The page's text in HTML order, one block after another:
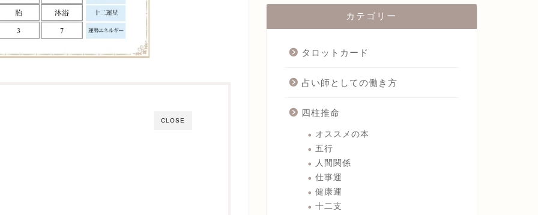
CLOSE
カテゴリー
タロットカード
占い師としての働き方
四柱推命
オススメの本
五行
人間関係
仕事運
健康運
十二支